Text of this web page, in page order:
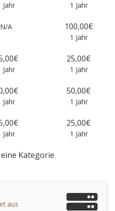
Jahr 1 Jahr
N/A 100,00€
1 Jahr
Jahr
25,00€
1 Jahr
Jahr
50,00€
1 Jahr
Jahr
25,00€
1 Jahr
Kategorie
aus